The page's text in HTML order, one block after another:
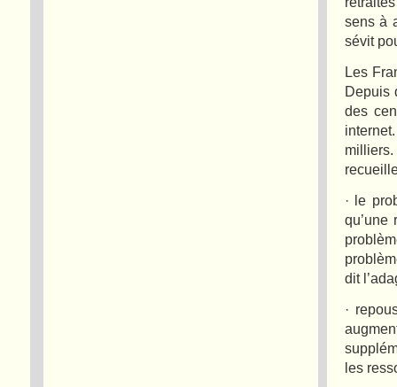
sens à
sévit
Les
Depuis
des
· le
qu’une
dit
·
les